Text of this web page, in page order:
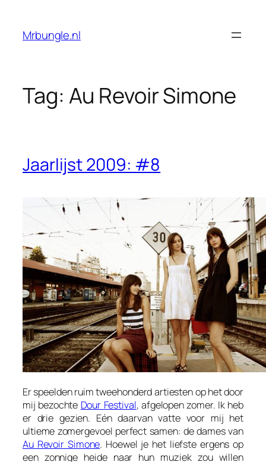
Mrbungle.nl
Tag: Au Revoir Simone
Jaarlijst 2009: #8
Er speelden ruim tweehonderd artiesten op het door
mij bezochte Dour Festival, afgelopen zomer. Ik heb
er drie gezien. Eén daarvan vatte voor mij het
ultieme zomergevoel perfect samen: de dames van
Au Revoir Simone. Hoewel je het liefste ergens op
een zonnige heide naar hun muziek zou willen